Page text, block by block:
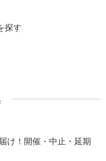
探す
け！開催・中止・延期